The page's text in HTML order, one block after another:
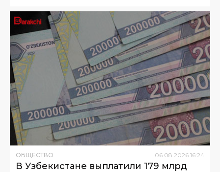
ОБЩЕСТВО 06 08 2026 16:24
В Узбекистане выплатили 179 млрд